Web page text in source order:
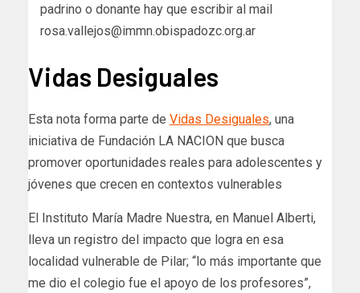
padrino o donante hay que escribir al mail
rosa.vallejos@immn.obispadozc.org.ar
Vidas Desiguales
Esta nota forma parte de Vidas Desiguales, una
iniciativa de Fundación LA NACION que busca
promover oportunidades reales para adolescentes y
jóvenes que crecen en contextos vulnerables
​El Instituto María Madre Nuestra, en Manuel Alberti,
lleva un registro del impacto que logra en esa
localidad vulnerable de Pilar; “lo más importante que
me dio el colegio fue el apoyo de los profesores”,